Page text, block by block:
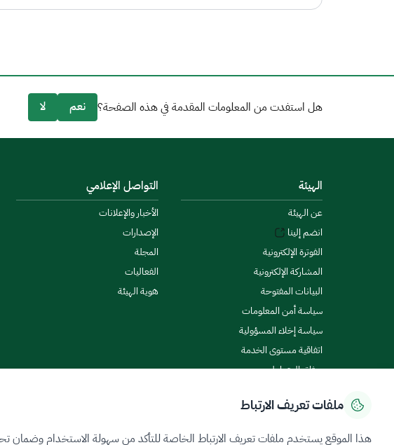
هل استفدت من المعلومات المقدمة في هذه الصفحة؟ نعم لا
الهيئة
عن الهيئة
انضم إلينا
الفوترة الإلكترونية
المشاركة الإلكترونية
البيانات المفتوحة
سياسة أمن المعلومات
سياسة إخلاء المسؤولية
اتفاقية مستوى الخدمة
ميثاق المتعاملين
التواصل الإعلامي
الأخبار والإعلانات
الإصدارات
المجلة
الفعاليات
هوية الهيئة
ملفات تعريف الارتباط
هذا الموقع يستخدم ملفات تعريف الارتباط الخاصة للتأكد من سهولة الاستخدام وضمان